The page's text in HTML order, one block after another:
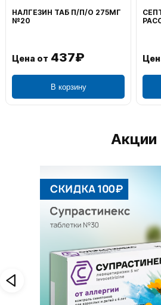
НАЛГЕЗИН ТАБ П/П/О 275МГ
№20
Цена от 437₽
В корзину
Акции